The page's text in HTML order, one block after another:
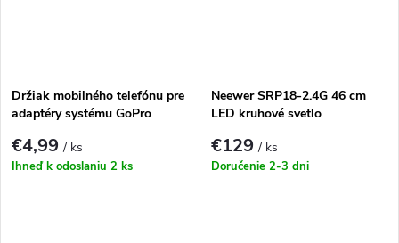
Držiak mobilného telefónu pre
adaptéry systému GoPro
€4,99/ ks
Ihneď k odoslaniu 2 ks
Neewer SRP18-2.4G 46 cm
LED kruhové svetlo
€129/ ks
Doručenie 2-3 dni